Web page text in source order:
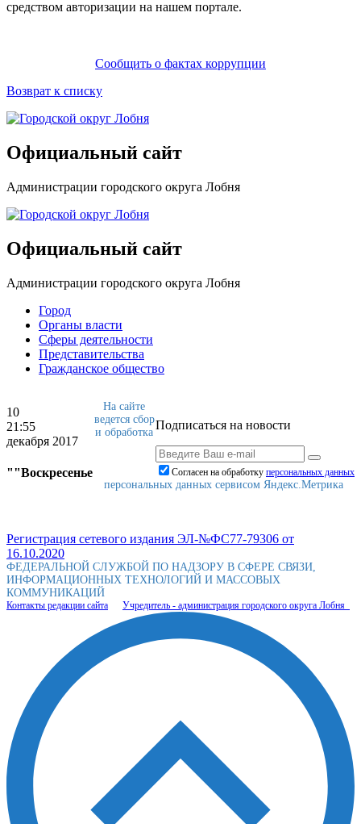
средством авторизации на нашем портале.
Сообщить о фактах коррупции
Возврат к списку
Официальный сайт
Администрации городского округа Лобня
Официальный сайт
Администрации городского округа Лобня
Город
Органы власти
Сферы деятельности
Представительства
Гражданское общество
10
21:55
декабря 2017
""Воскресенье
Подписаться на новости
Согласен на обработку персональныx данных
На сайте
ведется сбор
и обработка
персональных данных сервисом Яндекс.Метрика
Регистрация сетевого издания ЭЛ-№ФС77-79306 от
16.10.2020
ФЕДЕРАЛЬНОЙ СЛУЖБОЙ ПО НАДЗОРУ В СФЕРЕ СВЯЗИ,
ИНФОРМАЦИОННЫХ ТЕХНОЛОГИЙ И МАССОВЫХ
КОММУНИКАЦИЙ
Контакты редакции сайта Учредитель - администрация городского округа Лобня